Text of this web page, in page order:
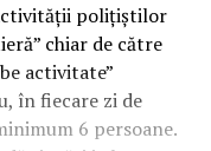
polițiștilor
chiar de către
activitate”
în fiecare zi de
6 persoane.